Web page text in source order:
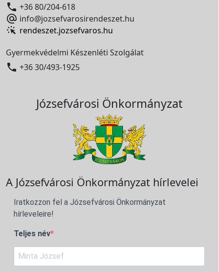
 +36 80/204-618
 info@jozsefvarosirendeszet.hu
rendeszet.jozsefvaros.hu
Gyermekvédelmi Készenléti Szolgálat
 +36 30/493-1925
Józsefvárosi Önkormányzat
A Józsefvárosi Önkormányzat hírlevelei
Iratkozzon fel a Józsefvárosi Önkormányzat
hírleveleire!
Teljes név